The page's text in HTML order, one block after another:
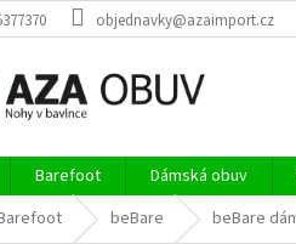
objednavky@azaimport.cz
Barefoot Dámská obuv
beBare beBare